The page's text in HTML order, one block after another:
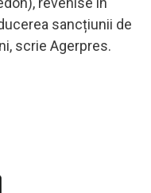
sancțiunii de
scrie Agerpres.